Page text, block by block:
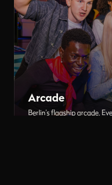
Arcade
Berlin’s flagship arcade.